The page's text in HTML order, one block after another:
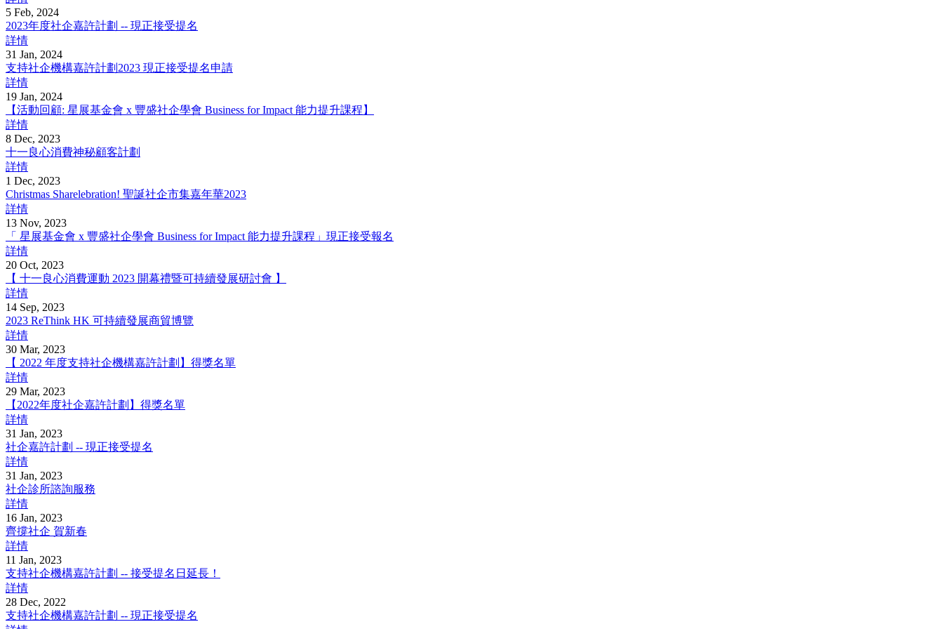
5 Feb, 2024
2023年度社企嘉許計劃 -- 現正接受提名
詳情
31 Jan, 2024
支持社企機構嘉許計劃2023 現正接受提名申請
詳情
19 Jan, 2024
【活動回顧: 星展基金會 x 豐盛社企學會 Business for Impact 能力提升課程】
詳情
8 Dec, 2023
十一良心消費神秘顧客計劃
詳情
1 Dec, 2023
Christmas Sharelebration! 聖誕社企市集嘉年華2023
詳情
13 Nov, 2023
「 星展基金會 x 豐盛社企學會 Business for Impact 能力提升課程」現正接受報名
詳情
20 Oct, 2023
【 十一良心消費運動 2023 開幕禮暨可持續發展研討會 】
詳情
14 Sep, 2023
2023 ReThink HK 可持續發展商貿博覽
詳情
30 Mar, 2023
【 2022 年度支持社企機構嘉許計劃】得獎名單
詳情
29 Mar, 2023
【2022年度社企嘉許計劃】得獎名單
詳情
31 Jan, 2023
社企嘉許計劃 -- 現正接受提名
詳情
31 Jan, 2023
社企診所諮詢服務
詳情
16 Jan, 2023
齊撐社企 賀新春
詳情
11 Jan, 2023
支持社企機構嘉許計劃 -- 接受提名日延長！
詳情
28 Dec, 2022
支持社企機構嘉許計劃 -- 現正接受提名